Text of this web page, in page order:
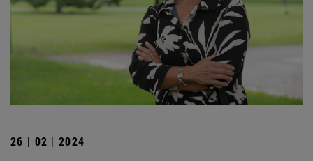
26 | 02 | 2024